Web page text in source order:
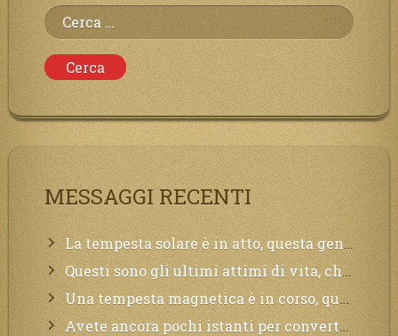
Ricerca
per:
MESSAGGI RECENTI
La tempesta solare è in atto, questa generazione soffrirà molto, la Terra arderà, l’acqua sarà contaminata, il cibo non sarà più nelle vostre mense.
Questi sono gli ultimi attimi di vita, chi si vuole salvare Mi chiami in suo aiuto.
Una tempesta magnetica è in corso, questa generazione patirà. Il black out non tarderà ad arrivare e tutta la Terra sarà oscurata.
Avete ancora pochi istanti per convertirvi, non perdete tempo, la sciagura arriverà all’improvviso e per chi non si sarà preparato saranno dolori.